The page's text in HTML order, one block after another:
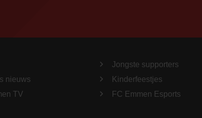
nieuws
TV
Jongste supporters
Kinderfeestjes
FC Emmen Esports